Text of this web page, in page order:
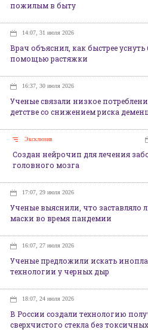
пожилым в быту
14:07, 31 июля 2026
Врач объяснил, как быстрее уснуть
помощью растяжки
16:37, 30 июля 2026
Ученые связали низкое
детстве со снижением риска
Эксклюзив
Создан нейрочип для лечения
головного мозга
17:07, 29 июля 2026
Ученые выяснили, что заставляло
маски во время пандемии
16:07, 27 июля 2026
Ученые предложили искать
технологии у черных дыр
18:07, 24 июля 2026
В России создали технологию
сверхчистого стекла без